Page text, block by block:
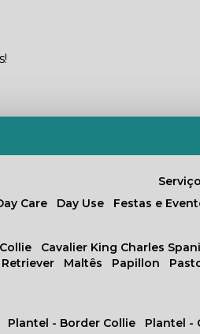
Plantel - Border Collie Plantel
Day Care
Day Use Festas e
Cavalier King Charles
Retriever Maltês Papillon